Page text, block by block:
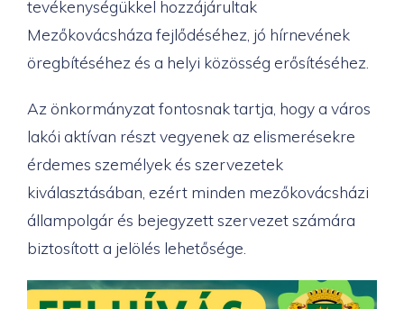
tevékenységükkel hozzájárultak
Mezőkovácsháza fejlődéséhez, jó hírnevének
öregbítéséhez és a helyi közösség erősítéséhez.
Az önkormányzat fontosnak tartja, hogy a város
lakói aktívan részt vegyenek az elismerésekre
érdemes személyek és szervezetek
kiválasztásában, ezért minden mezőkovácsházi
állampolgár és bejegyzett szervezet számára
biztosított a jelölés lehetősége.